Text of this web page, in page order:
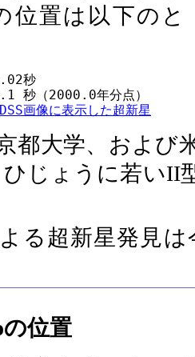
位置は以下のと
秒
秒（2000.0年分点）
画像に表示した超新星
都大学、および
じょうに若いII
る超新星発見は
の位置